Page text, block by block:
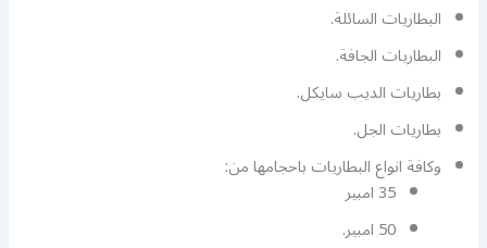
البطاريات السائلة.
البطاريات الجافة.
بطاريات الديب سايكل.
بطاريات الجل.
وكافة انواع البطاريات باحجامها من:
35 امبير
50 امبير.